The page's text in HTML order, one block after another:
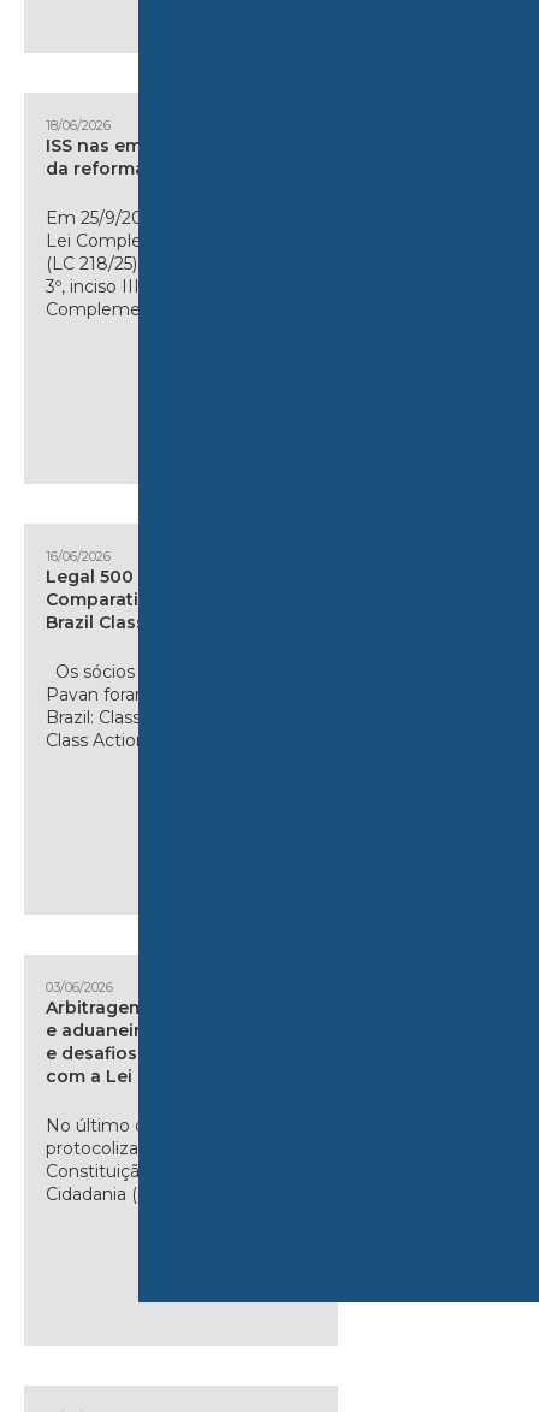
18/06/2026
ISS nas empreitadas dentro
da reforma tributária
Em 25/9/2025, foi publicada a
Lei Complementar 218/2025
(LC 218/25), que alterou o artigo
3º, inciso III da Lei
Complementar...
16/06/2026
Legal 500 Country
Comparative Guides 2026 –
Brazil Class Actions
Os sócios Rodrigo Cotta e Luiz
Pavan foram autores do artigo
Brazil: Class Actions para o guia
Class Actions...
03/06/2026
Arbitragem especial tributária
e aduaneira: avanços, recuos
e desafios da convivência
com a Lei 9.307/96
No último dia 20 de maio, foi
protocolizado na Comissão de
Constituição e Justiça e de
Cidadania (CCJC) da Câmara...